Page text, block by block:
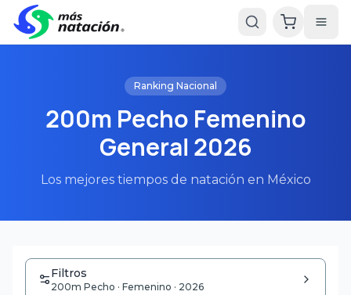
Ranking Nacional
200m Pecho Femenino
General 2026
Los mejores tiempos de natación en México
Filtros
200m Pecho · Femenino · 2026